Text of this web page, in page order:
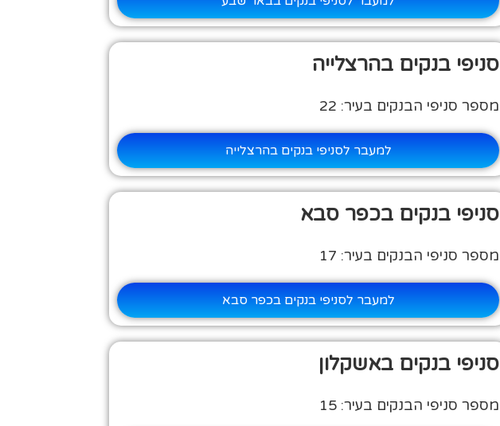
סניפי בנקים בהרצלייה
מספר סניפי הבנקים בעיר: 22
למעבר לסניפי בנקים בהרצלייה
סניפי בנקים בכפר סבא
מספר סניפי הבנקים בעיר: 17
למעבר לסניפי בנקים בכפר סבא
סניפי בנקים באשקלון
מספר סניפי הבנקים בעיר: 15